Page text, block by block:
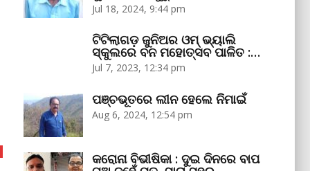
Jul 18, 2024, 9:44 pm
ଟିଟିଲାଗଡ଼ ଜୁନିଅର ଓମ୍‌ ଭ୍ୟାଲି
ସ୍କୁଲରେ ବନ ମହୋତ୍ସବ ପାଳିତ :…
Jul 7, 2023, 12:34 pm
ପଞ୍ଚଭୂତରେ ଲୀନ ହେଲେ ନିମାଇଁ
Aug 6, 2024, 12:54 pm
କରୋନା ବିଭୀଷିକା : ଦୁଇ ଦିନରେ ବାପ